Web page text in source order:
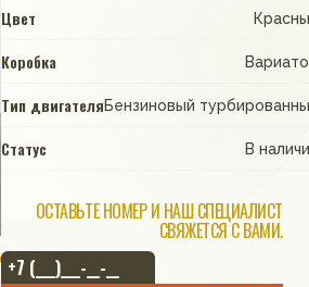
Цвет
Коробка
Тип двигателяБензиновый
Статус В
ОСТАВЬТЕ НОМЕР И НАШ СПЕЦИАЛИСТ
СВЯЖЕТСЯ С ВАМИ.